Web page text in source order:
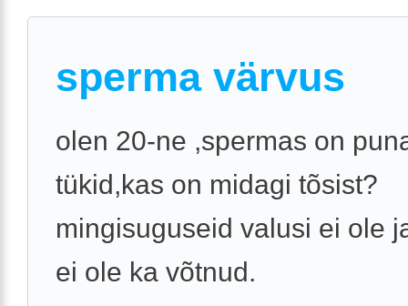
sperma värvus
olen 20-ne ,spermas on
tükid,kas on midagi tõsist?
mingisuguseid valusi ei ole
ei ole ka võtnud.